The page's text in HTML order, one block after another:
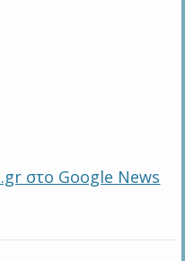
στο Google News